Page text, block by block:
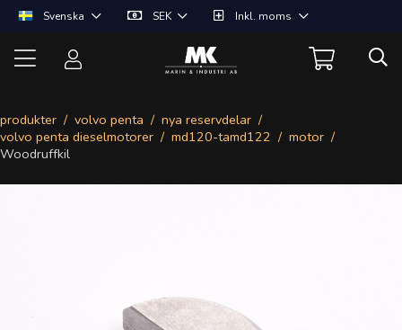
Svenska SEK Inkl. moms
produkter volvo penta
nya reservdelar
volvo penta dieselmotorer
md120-tamd122
motor
Woodruffkil